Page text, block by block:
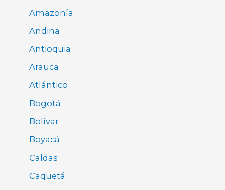
Amazonía
Andina
Antioquia
Arauca
Atlántico
Bogotá
Bolívar
Boyacá
Caldas
Caquetá